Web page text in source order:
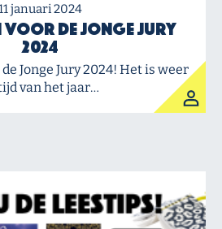
januari 2024
voor de Jonge Jury
2024
Jonge Jury 2024! Het is weer
van het jaar…